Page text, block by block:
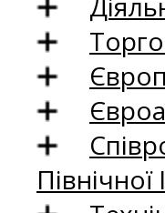
Північної